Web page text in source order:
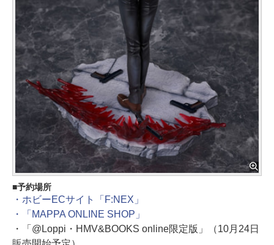
予約場所
・ホビーECサイト「F:NEX」
・「MAPPA ONLINE SHOP」
・「@Loppi・HMV&BOOKS online限定版」（10月24日